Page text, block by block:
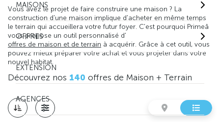
MAISONS
OFFRES
EXTENSION
AGENCES
Vous avez le projet de faire construire une maison ? La
construction d'une maison implique d'acheter en même temps
le terrain qui accueillera votre futur foyer. C'est pourquoi Primeâ
vous propose un outil personnalisé d'
offres de maison et de terrain à acquérir. Grâce à cet outil, vous
pouvez mieux préparer votre achat et vous projeter dans votre
nouvel habitat.
Découvrez nos 140 offres de Maison + Terrain